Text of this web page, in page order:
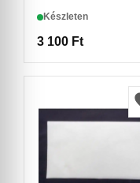
Készleten
3 100 Ft